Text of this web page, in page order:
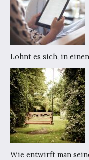
Lohnt es sich, in
Wie entwirft man